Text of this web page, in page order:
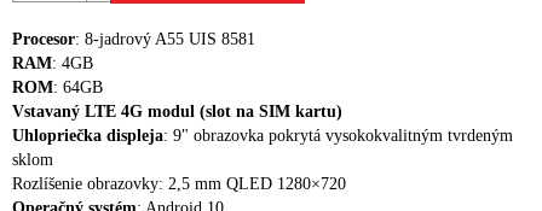
Procesor: 8-jadrový A55 UIS 8581
RAM: 4GB
ROM: 64GB
Vstavaný LTE 4G modul (slot na SIM kartu)
Uhlopriečka displeja: 9" obrazovka pokrytá vysokokvalitným tvrdeným
sklom
Rozlíšenie obrazovky: 2,5 mm QLED 1280×720